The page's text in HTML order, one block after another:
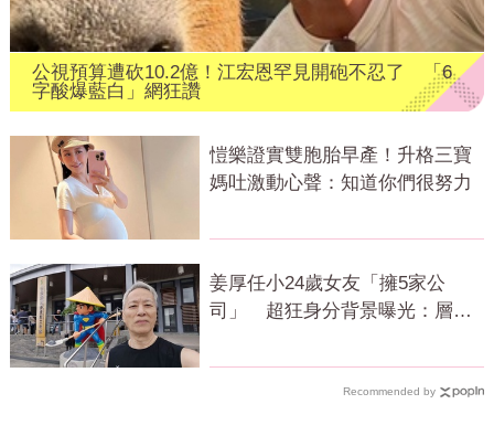
公視預算遭砍10.2億！江宏恩罕見開砲不忍了 「6
字酸爆藍白」網狂讚
愷樂證實雙胞胎早產！升格三寶
媽吐激動心聲：知道你們很努力
姜厚任小24歲女友「擁5家公
司」 超狂身分背景曝光：層級
Recommended by